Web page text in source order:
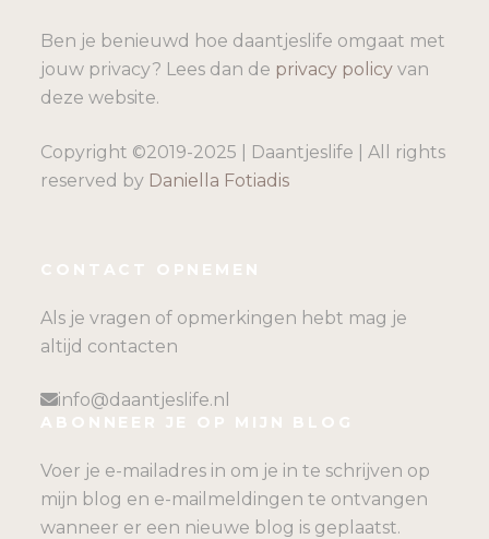
Ben je benieuwd hoe daantjeslife omgaat met
jouw privacy? Lees dan de privacy policy van
deze website.
Copyright ©2019-2025 | Daantjeslife | All rights
reserved by Daniella Fotiadis
CONTACT OPNEMEN
Als je vragen of opmerkingen hebt mag je
altijd contacten
info@daantjeslife.nl
ABONNEER JE OP MIJN BLOG
Voer je e-mailadres in om je in te schrijven op
mijn blog en e-mailmeldingen te ontvangen
wanneer er een nieuwe blog is geplaatst.